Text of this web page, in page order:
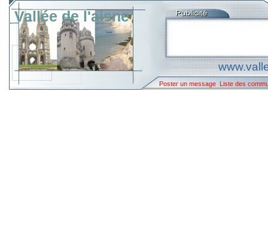
Vallée de l'aisne
Poster un message Liste des